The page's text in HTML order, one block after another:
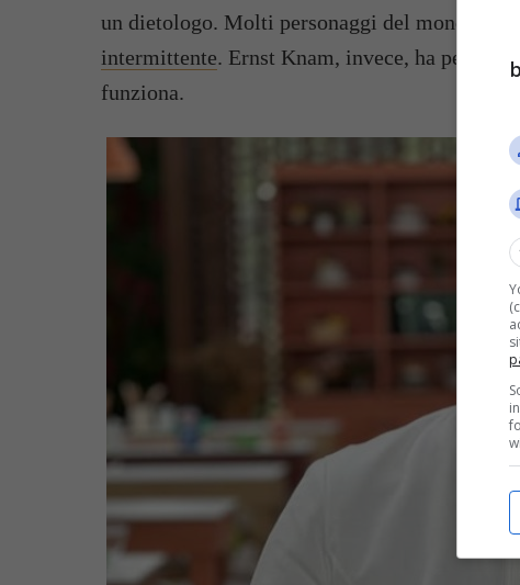
un dietologo. Molti personaggi del mondo
intermittente. Ernst Knam, invece, ha perso
funziona.